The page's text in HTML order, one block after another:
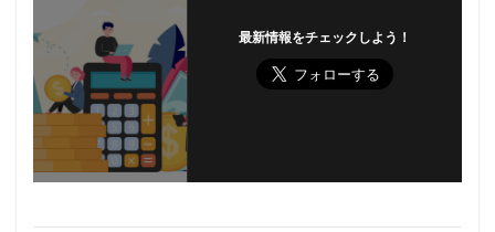
最新情報をチェックしよう！